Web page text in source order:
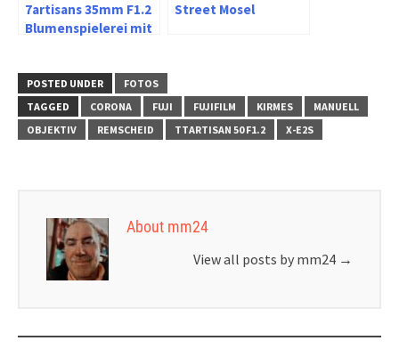
7artisans 35mm F1.2
Blumenspielerei mit
Street Mosel
POSTED UNDER
FOTOS
TAGGED
CORONA FUJI FUJIFILM KIRMES
MANUELL
OBJEKTIV
REMSCHEID TTARTISAN 50 F1.2 X-E2S
About mm24
View all posts by mm24 →